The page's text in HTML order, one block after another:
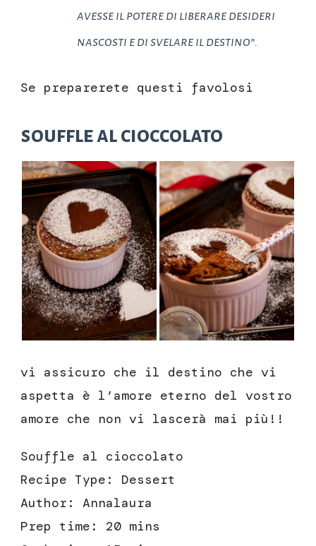
avesse il potere di liberare desideri
nascosti e di svelare il destino”.
Se preparerete questi favolosi
souffle al cioccolato
vi assicuro che il destino che vi
aspetta è l’amore eterno del vostro
amore che non vi lascerà mai più!!
Souffle al cioccolato
Recipe Type : Dessert
Author: Annalaura
Prep time: 20 mins